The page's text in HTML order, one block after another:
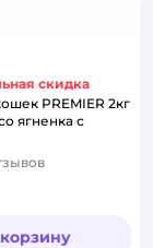
скидка
PREMIER 2кг
ягненка с